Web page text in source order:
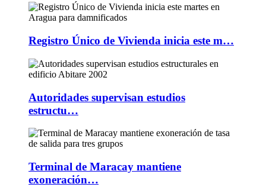
Registro Único de Vivienda inicia este m…
Autoridades supervisan estudios
estructu…
Terminal de Maracay mantiene
exoneración…